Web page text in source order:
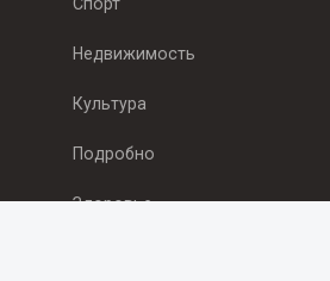
Спорт
Недвижимость
Культура
Подробно
Здоровье